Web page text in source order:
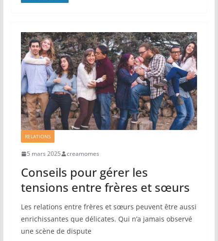
RELATIONS
5 mars 2025 creamomes
Conseils pour gérer les
tensions entre frères et sœurs
Les relations entre frères et sœurs peuvent être aussi
enrichissantes que délicates. Qui n’a jamais observé
une scène de dispute